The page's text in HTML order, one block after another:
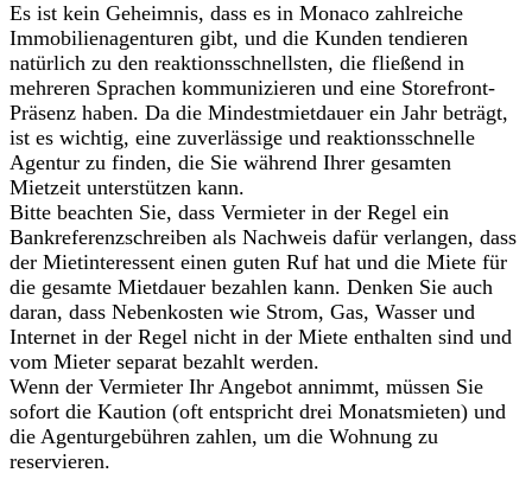
Es ist kein Geheimnis, dass es in Monaco zahlreiche
Immobilienagenturen gibt, und die Kunden tendieren
natürlich zu den reaktionsschnellsten, die fließend in
mehreren Sprachen kommunizieren und eine Storefront-
Präsenz haben. Da die Mindestmietdauer ein Jahr beträgt,
ist es wichtig, eine zuverlässige und reaktionsschnelle
Agentur zu finden, die Sie während Ihrer gesamten
Mietzeit unterstützen kann.
Bitte beachten Sie, dass Vermieter in der Regel ein
Bankreferenzschreiben als Nachweis dafür verlangen, dass
der Mietinteressent einen guten Ruf hat und die Miete für
die gesamte Mietdauer bezahlen kann. Denken Sie auch
daran, dass Nebenkosten wie Strom, Gas, Wasser und
Internet in der Regel nicht in der Miete enthalten sind und
vom Mieter separat bezahlt werden.
Wenn der Vermieter Ihr Angebot annimmt, müssen Sie
sofort die Kaution (oft entspricht drei Monatsmieten) und
die Agenturgebühren zahlen, um die Wohnung zu
reservieren.